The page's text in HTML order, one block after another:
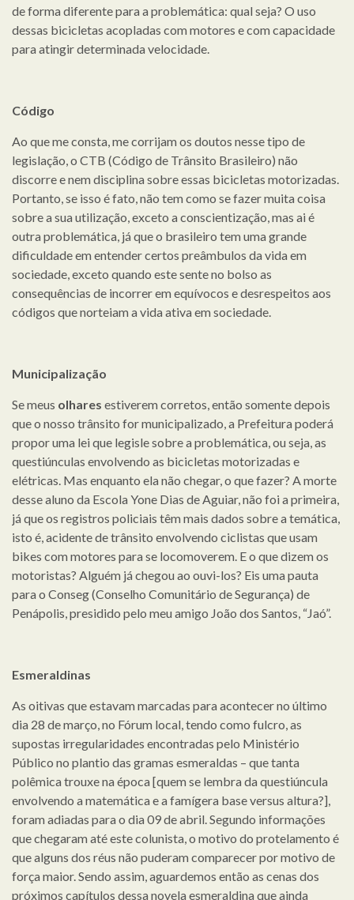
de forma diferente para a problemática: qual seja? O uso
dessas bicicletas acopladas com motores e com capacidade
para atingir determinada velocidade.
Código
Ao que me consta, me corrijam os doutos nesse tipo de
legislação, o CTB (Código de Trânsito Brasileiro) não
discorre e nem disciplina sobre essas bicicletas motorizadas.
Portanto, se isso é fato, não tem como se fazer muita coisa
sobre a sua utilização, exceto a conscientização, mas ai é
outra problemática, já que o brasileiro tem uma grande
dificuldade em entender certos preâmbulos da vida em
sociedade, exceto quando este sente no bolso as
consequências de incorrer em equívocos e desrespeitos aos
códigos que norteiam a vida ativa em sociedade.
Municipalização
Se meus olhares estiverem corretos, então somente depois
que o nosso trânsito for municipalizado, a Prefeitura poderá
propor uma lei que legisle sobre a problemática, ou seja, as
questiúnculas envolvendo as bicicletas motorizadas e
elétricas. Mas enquanto ela não chegar, o que fazer? A morte
desse aluno da Escola Yone Dias de Aguiar, não foi a primeira,
já que os registros policiais têm mais dados sobre a temática,
isto é, acidente de trânsito envolvendo ciclistas que usam
bikes com motores para se locomoverem. E o que dizem os
motoristas? Alguém já chegou ao ouvi-los? Eis uma pauta
para o Conseg (Conselho Comunitário de Segurança) de
Penápolis, presidido pelo meu amigo João dos Santos, “Jaó”.
Esmeraldinas
As oitivas que estavam marcadas para acontecer no último
dia 28 de março, no Fórum local, tendo como fulcro, as
supostas irregularidades encontradas pelo Ministério
Público no plantio das gramas esmeraldas – que tanta
polêmica trouxe na época [quem se lembra da questiúncula
envolvendo a matemática e a famígera base versus altura?],
foram adiadas para o dia 09 de abril. Segundo informações
que chegaram até este colunista, o motivo do protelamento é
que alguns dos réus não puderam comparecer por motivo de
força maior. Sendo assim, aguardemos então as cenas dos
próximos capítulos dessa novela esmeraldina que ainda